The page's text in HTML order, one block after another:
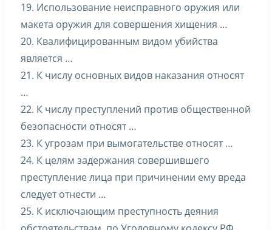
19. Использование неисправного оружия или
макета оружия для совершения хищения …
20. Квалифицированным видом убийства
является …
21. К числу основных видов наказания относят
…
22. К числу преступлений против общественной
безопасности относят …
23. К угрозам при вымогательстве относят …
24. К целям задержания совершившего
преступление лица при причинении ему вреда
следует отнести …
25. К исключающим преступность деяния